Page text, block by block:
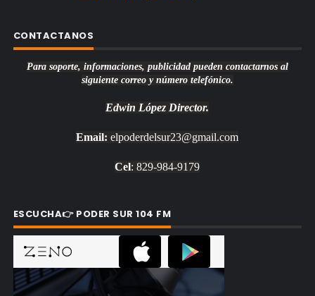
CONTACTANOS
Para soporte, informaciones, publicidad pueden contactarnos al
siguiente correo y número telefónico.
Edwin López Director.
Email: elpoderdelsur23@gmail.com
Cel: 829-984-9179
ESCUCHA👉 PODER SUR 104 FM